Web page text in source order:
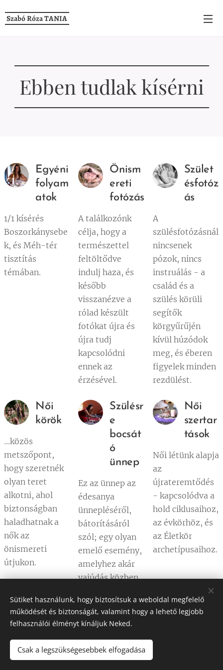
Szabó Róza TANIA
Ebben tudlak kísérni
Egyéni
folyam
atok
1/1 kísérés
Boszorkánysebe
k, és Méh-tér
tisztítás
témában.
Önism
ereti
fotózás
A találkozónk
célja, hogy a
természettel
feltöltődve
indulj haza, és
később
visszanézve a
rólad készült
fotókat újra és
újra tudj
kapcsolódni
ennek az
érzésével.
Szület
ésfotóz
ás
A
szülésfotózásnál
nincsenek
pózok, nincs
instruálás - a
család és a
szülés körüli
segítők
körgyűrűjén
kívül húzódok
meg, és éberen
figyelek minden
rezdülést.
Női
körök
...közös
metszőpont,
hogy szeretnék
olyan teret
alkotni, ahol
biztonságban
haladhatnak a
nők az
önismereti
útjukon.
Szülésr
e
bocsát
ó
ünnep
Ez az ünnep az
édesanya
ünnepléséről,
bátorításáról
szól; egy olyan
emelő esemény,
amelyhez akár
vajúdás közben
emlékeiben.
Női
szertar
tások
Női létünk alapja
az
újrateremtődés
- kapcsolódva a
hold ciklusaihoz,
az évkörhöz, és
az Életkör
archetípusaihoz.
© 2026 Szabó Róza
Sütiket használunk, hogy biztosítsuk a weboldal megfelelő
működését és biztonságát, valamint hogy a lehető legjobb
felhasználói élményt kínáljuk Neked.
Csak a legszükségesebbek elfogadása